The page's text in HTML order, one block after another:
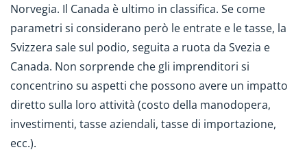
Norvegia. Il Canada è ultimo in classifica. Se come
parametri si considerano però le entrate e le tasse, la
Svizzera sale sul podio, seguita a ruota da Svezia e
Canada. Non sorprende che gli imprenditori si
concentrino su aspetti che possono avere un impatto
diretto sulla loro attività (costo della manodopera,
investimenti, tasse aziendali, tasse di importazione,
ecc.).